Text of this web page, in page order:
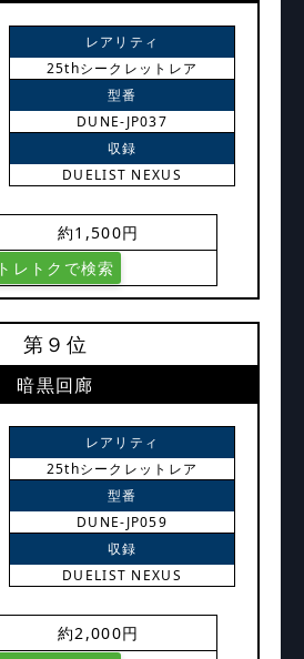
レアリティ
25thシークレットレア
型番
DUNE-JP037
収録
DUELIST NEXUS
約1,500円
トレトクで検索
第９位
暗黒回廊
レアリティ
25thシークレットレア
型番
DUNE-JP059
収録
DUELIST NEXUS
約2,000円